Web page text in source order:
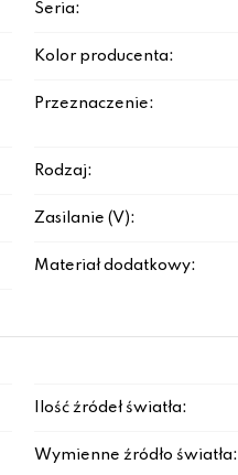
Seria:
Kolor producenta:
Przeznaczenie:
Rodzaj:
Zasilanie (V):
Materiał dodatkowy:
Ilość źródeł światła:
Wymienne źródło światła: